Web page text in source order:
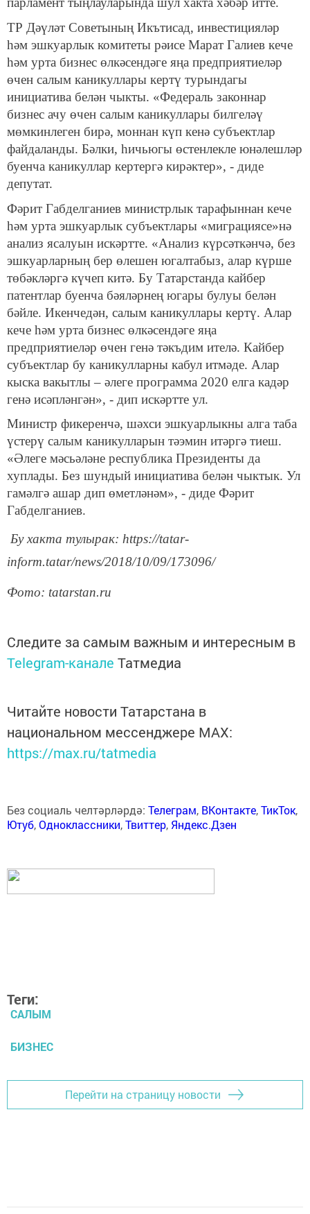
ТР Дәүләт Советының Икътисад, инвестицияләр
һәм эшкуарлык комитеты рәисе Марат Галиев кече
һәм урта бизнес өлкәсендәге яңа предприятиеләр
өчен салым каникуллары кертү турындагы
инициатива белән чыкты. «Федераль законнар
бизнес ачу өчен салым каникуллары билгеләү
мөмкинлеген бирә, моннан күп кенә субъектлар
файдаланды. Бәлки, һичьюгы өстенлекле юнәлешләр
буенча каникуллар кертергә кирәктер», - диде
депутат.
Фәрит Габделганиев министрлык тарафыннан кече
һәм урта эшкуарлык субъектлары «миграциясе»нә
анализ ясалуын искәртте. «Анализ күрсәткәнчә, без
эшкуарларның бер өлешен югалтабыз, алар күрше
төбәкләргә күчеп китә. Бу Татарстанда кайбер
патентлар буенча бәяләрнең югары булуы белән
бәйле. Икенчедән, салым каникуллары кертү. Алар
кече һәм урта бизнес өлкәсендәге яңа
предприятиеләр өчен генә тәкъдим ителә. Кайбер
субъектлар бу каникулларны кабул итмәде. Алар
кыска вакытлы – әлеге программа 2020 елга кадәр
генә исәпләнгән», - дип искәртте ул.
Министр фикеренчә, шәхси эшкуарлыкны алга таба
үстерү салым каникулларын тәэмин итәргә тиеш.
«Әлеге мәсьәләне республика Президенты да
хуплады. Без шундый инициатива белән чыктык. Ул
гамәлгә ашар дип өметләнәм», - диде Фәрит
Габделганиев.
Бу хакта тулырак: https://tatar-
inform.tatar/news/2018/10/09/173096/
Фото: tatarstan.ru
Следите за самым важным и интересным в
Telegram-канале Татмедиа
Читайте новости Татарстана в
национальном мессенджере MАХ:
https://max.ru/tatmedia
Без социаль челтәрләрдә: Телеграм, ВКонтакте,ТикТок,
Ютуб,Одноклассники,Твиттер, Яндекс.Дзен
Теги:
САЛЫМ
БИЗНЕС
Перейти на страницу новости